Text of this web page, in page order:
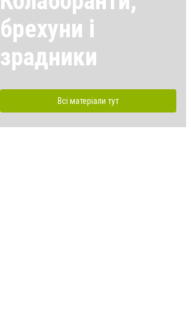
брехуни і
зрадники
Всі матеріали тут